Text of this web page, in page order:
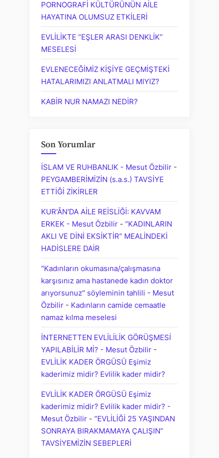
PORNOGRAFİ KÜLTÜRÜNÜN AİLE
HAYATINA OLUMSUZ ETKİLERİ
EVLİLİKTE “EŞLER ARASI DENKLİK”
MESELESİ
EVLENECEĞİMİZ KİŞİYE GEÇMİŞTEKİ
HATALARIMIZI ANLATMALI MIYIZ?
KABİR NUR NAMAZI NEDİR?
Son Yorumlar
İSLAM VE RUHBANLIK - Mesut Özbilir -
PEYGAMBERİMİZİN (s.a.s.) TAVSİYE
ETTİĞİ ZİKİRLER
KUR'ÂN'DA AİLE REİSLİĞİ: KAVVAM
ERKEK - Mesut Özbilir - “KADINLARIN
AKLI VE DİNİ EKSİKTİR” MEALİNDEKİ
HADİSLERE DAİR
"Kadınların okumasına/çalışmasına
karşısınız ama hastanede kadın doktor
arıyorsunuz" söyleminin tahlili - Mesut
Özbilir - Kadınların camide cemaatle
namaz kılma meselesi
İNTERNETTEN EVLİLİLİK GÖRÜŞMESİ
YAPILABİLİR Mİ? - Mesut Özbilir -
EVLİLİK KADER ÖRGÜSÜ Eşimiz
kaderimiz midir? Evlilik kader midir?
EVLİLİK KADER ÖRGÜSÜ Eşimiz
kaderimiz midir? Evlilik kader midir? -
Mesut Özbilir - “EVLİLİĞİ 25 YAŞINDAN
SONRAYA BIRAKMAMAYA ÇALIŞIN”
TAVSİYEMİZİN SEBEPLERİ